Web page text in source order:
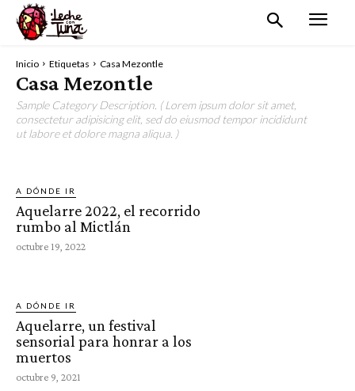
Inicio Etiquetas Casa Mezontle
Casa Mezontle
Sample Category Description. ( Lorem ipsum dolor sit amet,
consectetur adipisicing elit, sed do eiusmod tempor incididunt
ut labore et dolore magna aliqua. )
A DÓNDE IR
Aquelarre 2022, el recorrido
rumbo al Mictlán
octubre 19, 2022
A DÓNDE IR
Aquelarre, un festival
sensorial para honrar a los
muertos
octubre 9, 2021